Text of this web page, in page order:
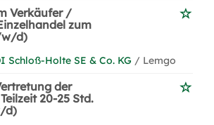
Verkäufer /
zum
w/d)
Schloß-Holte SE & Co. KG / Lemgo
der
20-25 Std.
d)